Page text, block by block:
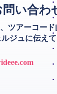
い合わ
ツアーコード[
ジュに伝えて